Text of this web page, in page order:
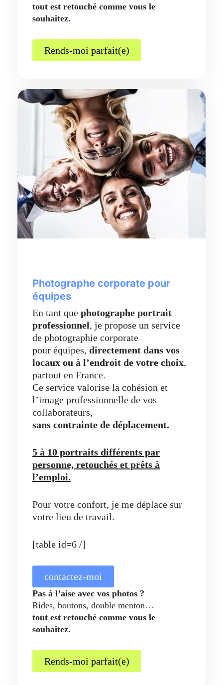
tout est retouché comme vous le
souhaitez.
Rends-moi parfait(e)
Photographe corporate pour
équipes
En tant que photographe portrait
professionnel, je propose un service
de photographie corporate
pour équipes, directement dans vos
locaux ou à l’endroit de votre choix,
partout en France.
Ce service valorise la cohésion et
l’image professionnelle de vos
collaborateurs,
sans contrainte de déplacement.
5 à 10 portraits différents par
personne, retouchés et prêts à
l’emploi.
Pour votre confort, je me déplace sur
votre lieu de travail.
[table id=6 /]
contactez-moi
Pas à l’aise avec vos photos ?
Rides, boutons, double menton…
tout est retouché comme vous le
souhaitez.
Rends-moi parfait(e)